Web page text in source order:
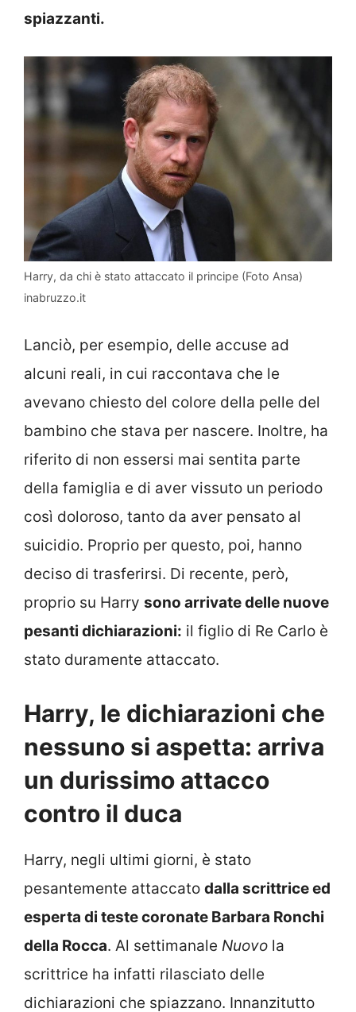
spiazzanti.
Harry, da chi è stato attaccato il principe (Foto Ansa)
inabruzzo.it
Lanciò, per esempio, delle accuse ad
alcuni reali, in cui raccontava che le
avevano chiesto del colore della pelle del
bambino che stava per nascere. Inoltre, ha
riferito di non essersi mai sentita parte
della famiglia e di aver vissuto un periodo
così doloroso, tanto da aver pensato al
suicidio. Proprio per questo, poi, hanno
deciso di trasferirsi. Di recente, però,
proprio su Harry sono arrivate delle nuove
pesanti dichiarazioni: il figlio di Re Carlo è
stato duramente attaccato.
Harry, le dichiarazioni che
nessuno si aspetta: arriva
un durissimo attacco
contro il duca
Harry, negli ultimi giorni, è stato
pesantemente attaccato dalla scrittrice ed
esperta di teste coronate Barbara Ronchi
della Rocca. Al settimanale Nuovo la
scrittrice ha infatti rilasciato delle
dichiarazioni che spiazzano. Innanzitutto